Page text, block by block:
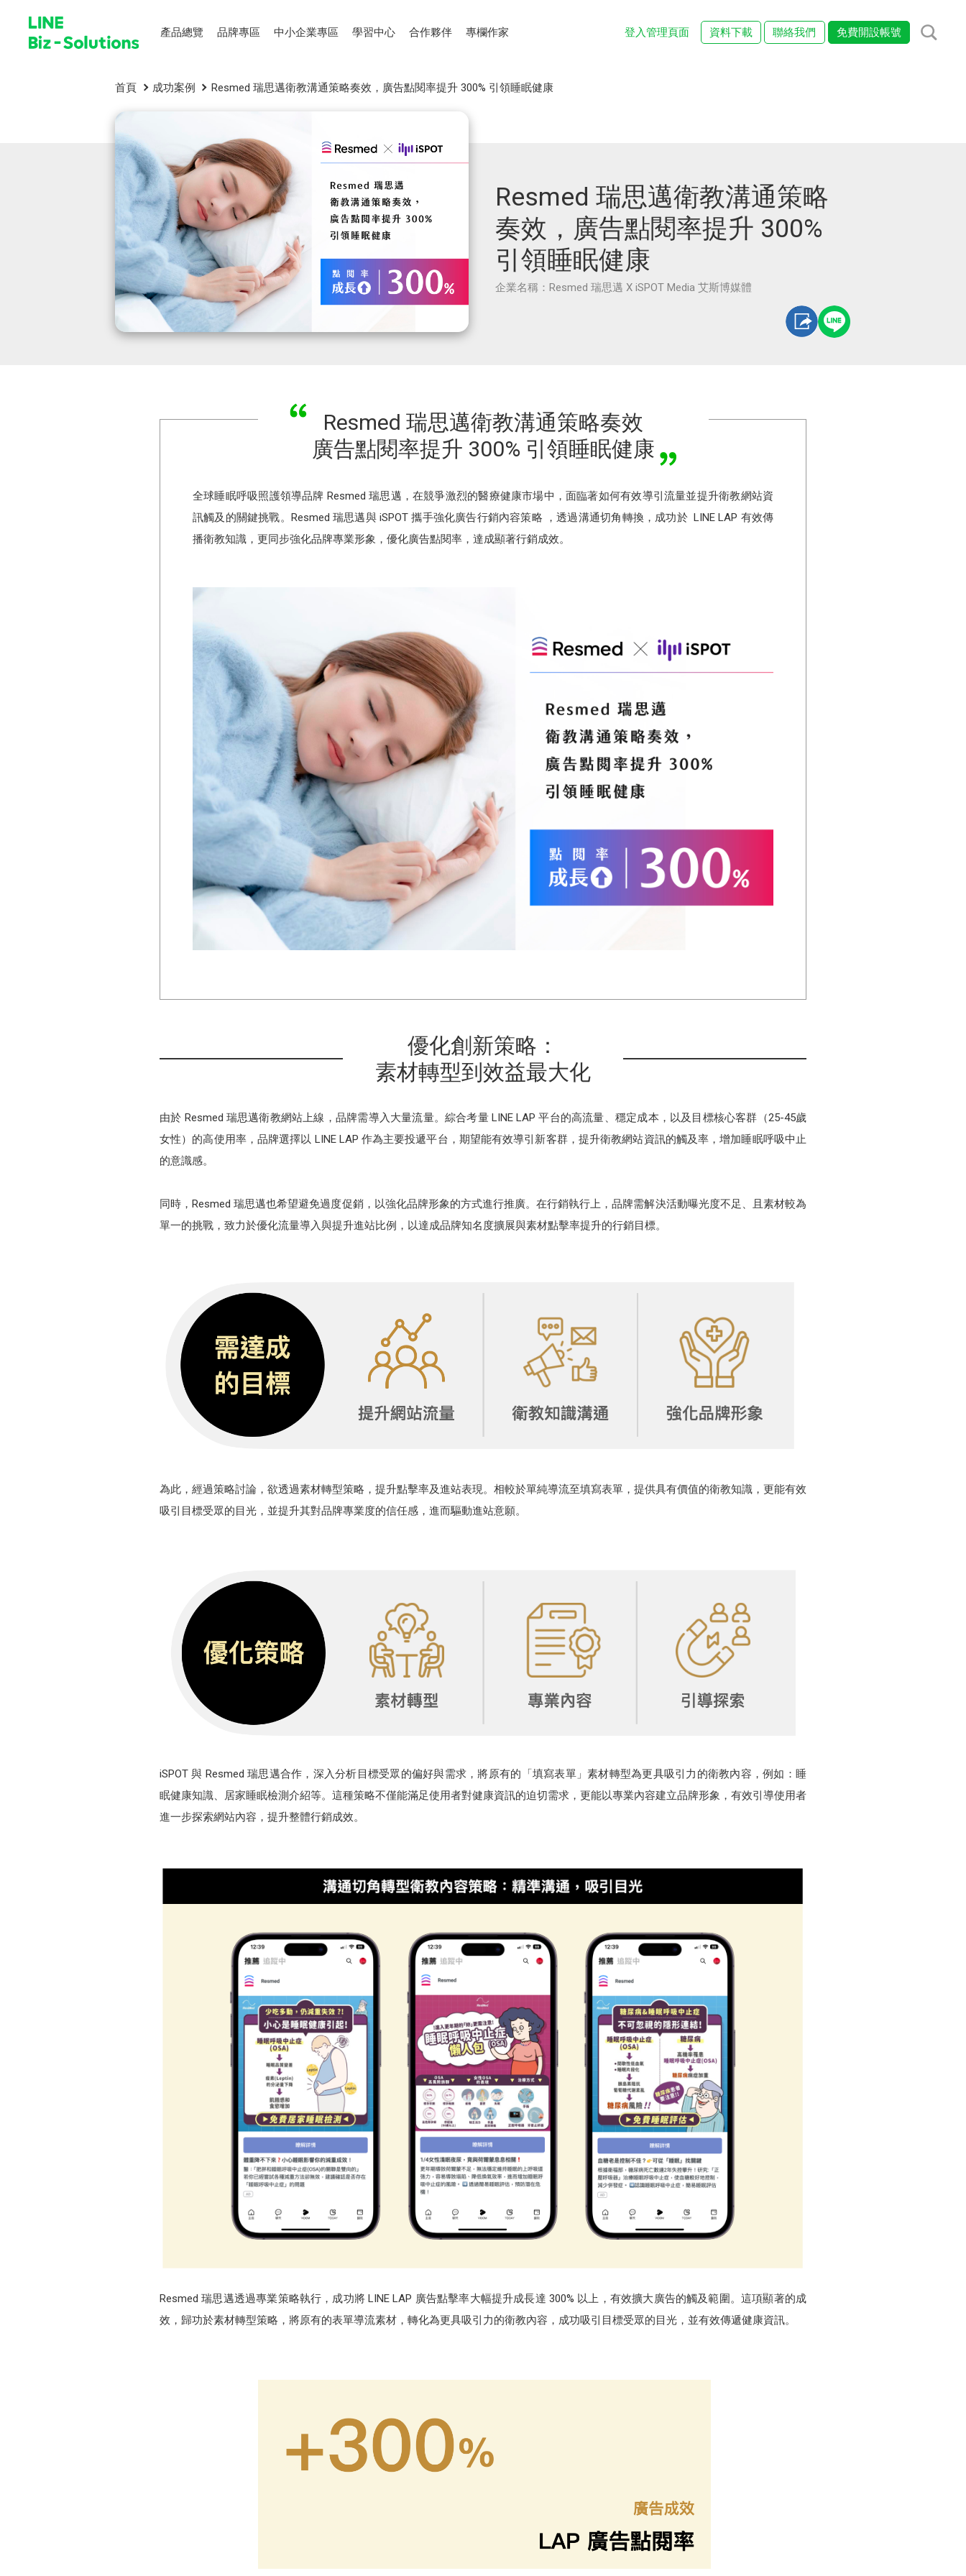
產品總覽 品牌專區 中小企業專區 學習中心 合作夥伴 專欄作家 登入管理頁面 資料下載 聯絡我們 免費開設帳號
首頁 成功案例 Resmed 瑞思邁衛教溝通策略奏效，廣告點閱率提升 300% 引領睡眠健康
Resmed 瑞思邁衛教溝通策略
奏效，廣告點閱率提升 300%
引領睡眠健康
企業名稱：Resmed 瑞思邁 X iSPOT Media 艾斯博媒體
Resmed 瑞思邁衛教溝通策略奏效
廣告點閱率提升 300% 引領睡眠健康
全球睡眠呼吸照護領導品牌 Resmed 瑞思邁，在競爭激烈的醫療健康市場中，面臨著如何有效導引流量並提升衛教網站資
訊觸及的關鍵挑戰。Resmed 瑞思邁與 iSPOT 攜手強化廣告行銷內容策略 ，透過溝通切角轉換，成功於 LINE LAP 有效傳
播衛教知識，更同步強化品牌專業形象，優化廣告點閱率，達成顯著行銷成效。
優化創新策略：
素材轉型到效益最大化
由於 Resmed 瑞思邁衛教網站上線，品牌需導入大量流量。綜合考量 LINE LAP 平台的高流量、穩定成本，以及目標核心客群（25-45歲
女性）的高使用率，品牌選擇以 LINE LAP 作為主要投遞平台，期望能有效導引新客群，提升衛教網站資訊的觸及率，增加睡眠呼吸中止
的意識感。
同時，Resmed 瑞思邁也希望避免過度促銷，以強化品牌形象的方式進行推廣。在行銷執行上，品牌需解決活動曝光度不足、且素材較為
單一的挑戰，致力於優化流量導入與提升進站比例，以達成品牌知名度擴展與素材點擊率提升的行銷目標。
為此，經過策略討論，欲透過素材轉型策略，提升點擊率及進站表現。相較於單純導流至填寫表單，提供具有價值的衛教知識，更能有效
吸引目標受眾的目光，並提升其對品牌專業度的信任感，進而驅動進站意願。
iSPOT 與 Resmed 瑞思邁合作，深入分析目標受眾的偏好與需求，將原有的「填寫表單」素材轉型為更具吸引力的衛教內容，例如：睡
眠健康知識、居家睡眠檢測介紹等。這種策略不僅能滿足使用者對健康資訊的迫切需求，更能以專業內容建立品牌形象，有效引導使用者
進一步探索網站內容，提升整體行銷成效。
Resmed 瑞思邁透過專業策略執行，成功將 LINE LAP 廣告點擊率大幅提升成長達 300% 以上，有效擴大廣告的觸及範圍。這項顯著的成
效，歸功於素材轉型策略，將原有的表單導流素材，轉化為更具吸引力的衛教內容，成功吸引目標受眾的目光，並有效傳遞健康資訊。